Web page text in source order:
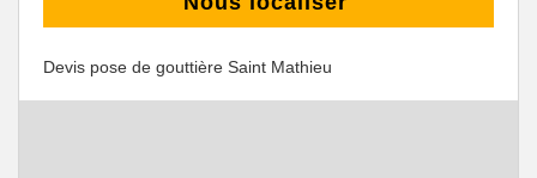
Devis pose de gouttière Saint Mathieu